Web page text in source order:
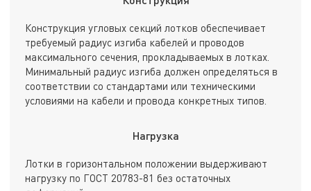
Конструкция угловых секций лотков обеспечивает
требуемый радиус изгиба кабелей и проводов
максимального сечения, прокладываемых в лотках.
Минимальный радиус изгиба должен определяться в
соответствии со стандартами или техническими
условиями на кабели и провода конкретных типов.
Нагрузка
Лотки в горизонтальном положении выдерживают
нагрузку по ГОСТ 20783-81 без остаточных